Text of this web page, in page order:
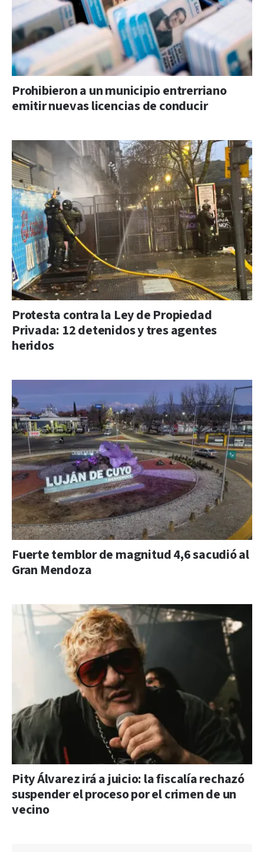
Prohibieron a un municipio entrerriano
emitir nuevas licencias de conducir
Protesta contra la Ley de Propiedad
Privada: 12 detenidos y tres agentes
heridos
Fuerte temblor de magnitud 4,6 sacudió al
Gran Mendoza
Pity Álvarez irá a juicio: la fiscalía rechazó
suspender el proceso por el crimen de un
vecino